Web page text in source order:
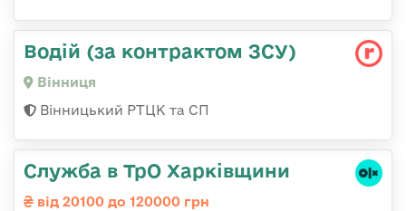
Водій (за контрактом ЗСУ)
Вінниця
Вінницький РТЦК та СП
Служба в ТрО Харківщини
від 20100 до 120000 грн